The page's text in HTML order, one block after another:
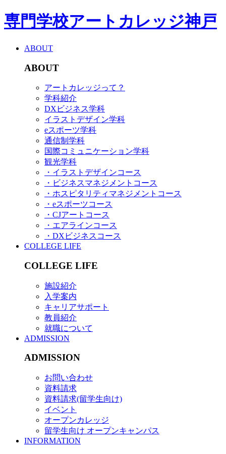
専門学校アートカレッジ神戸
ABOUT
ABOUT
アートカレッジって？
学科紹介
DXビジネス学科
イラストデザイン学科
eスポーツ学科
通信制学科
国際コミュニケーション学科
観光学科
・イラストデザインコース
・ビジネスマネジメントコース
・ホスピタリティマネジメントコース
・eスポーツコース
・CJアートコース
・エアラインコース
・DXビジネスコース
COLLEGE LIFE
COLLEGE LIFE
施設紹介
入学案内
キャリアサポート
教員紹介
就職について
ADMISSION
ADMISSION
お問い合わせ
資料請求
資料請求(留学生向け)
イベント
オープンカレッジ
留学生向け オープンキャンパス
INFORMATION